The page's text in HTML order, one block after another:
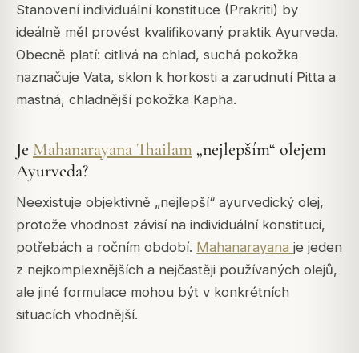
Stanovení individuální konstituce (Prakriti) by
ideálně měl provést kvalifikovaný praktik Ayurveda.
Obecně platí: citlivá na chlad, suchá pokožka
naznačuje Vata, sklon k horkosti a zarudnutí Pitta a
mastná, chladnější pokožka Kapha.
Je Mahanarayana Thailam „nejlepším“ olejem
Ayurveda?
Neexistuje objektivně „nejlepší“ ayurvedický olej,
protože vhodnost závisí na individuální konstituci,
potřebách a ročním období. Mahanarayana je jeden
z nejkomplexnějších a nejčastěji používaných olejů,
ale jiné formulace mohou být v konkrétních
situacích vhodnější.